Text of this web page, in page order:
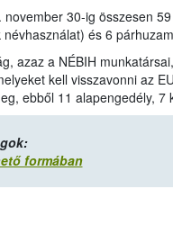
30-ig összesen
és 6
azaz a NÉBIH
kell visszavonni az
ebből 11 alapengedély, 7
formában